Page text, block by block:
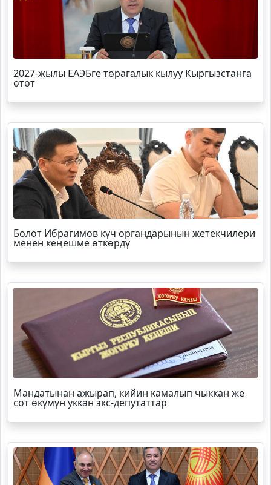
2027-жылы ЕАЭБге төрагалык кылуу Кыргызстанга
өтөт
Болот Ибрагимов күч органдарынын жетекчилери
менен кеңешме өткөрдү
Мандатынан ажырап, кийин камалып чыккан же
сот өкүмүн уккан экс-депутаттар